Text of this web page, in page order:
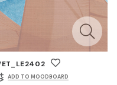
ADD TO MOODBOARD